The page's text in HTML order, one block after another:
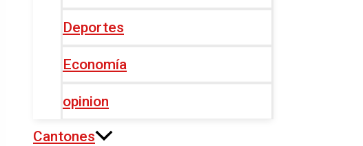
Deportes
Economía
opinion
Cantones